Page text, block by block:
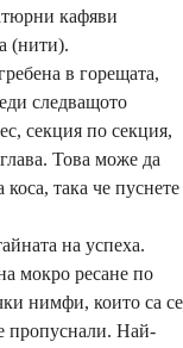
кафяви
(нити).
в горещата,
следващото
секция по секция,
Това може да
така че пуснете
на успеха.
мокро ресане по
нимфи, които са се
пропуснали. Най-